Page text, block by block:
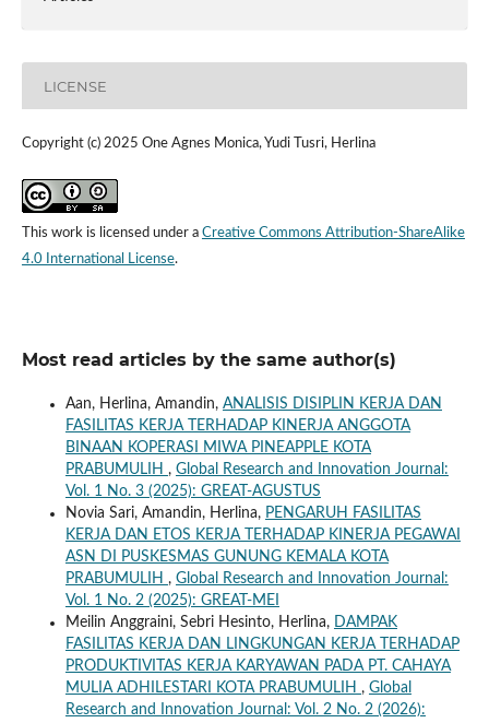
LICENSE
Copyright (c) 2025 One Agnes Monica, Yudi Tusri, Herlina
This work is licensed under a Creative Commons Attribution-ShareAlike
4.0 International License.
Most read articles by the same author(s)
Aan, Herlina, Amandin, ANALISIS DISIPLIN KERJA DAN
FASILITAS KERJA TERHADAP KINERJA ANGGOTA
BINAAN KOPERASI MIWA PINEAPPLE KOTA
PRABUMULIH , Global Research and Innovation Journal:
Vol. 1 No. 3 (2025): GREAT-AGUSTUS
Novia Sari, Amandin, Herlina, PENGARUH FASILITAS
KERJA DAN ETOS KERJA TERHADAP KINERJA PEGAWAI
ASN DI PUSKESMAS GUNUNG KEMALA KOTA
PRABUMULIH , Global Research and Innovation Journal:
Vol. 1 No. 2 (2025): GREAT-MEI
Meilin Anggraini, Sebri Hesinto, Herlina, DAMPAK
FASILITAS KERJA DAN LINGKUNGAN KERJA TERHADAP
PRODUKTIVITAS KERJA KARYAWAN PADA PT. CAHAYA
MULIA ADHILESTARI KOTA PRABUMULIH , Global
Research and Innovation Journal: Vol. 2 No. 2 (2026):